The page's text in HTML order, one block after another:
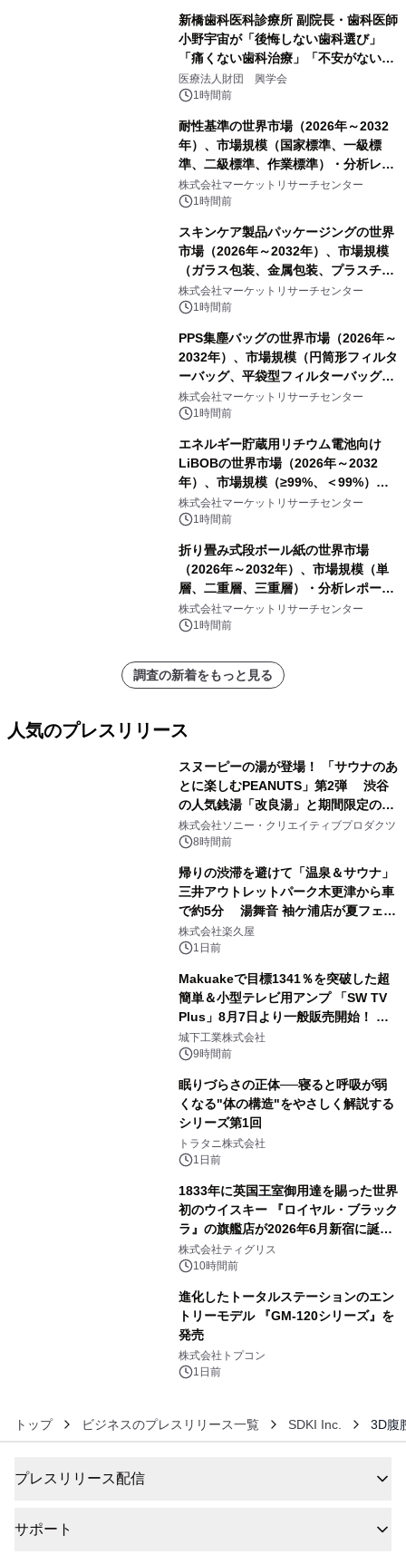
新橋歯科医科診療所 副院長・歯科医師
小野宇宙が「後悔しない歯科選び」
「痛くない歯科治療」「不安がない治
療計画」をテーマに専門監修
医療法人財団 興学会
1時間前
耐性基準の世界市場（2026年～2032
年）、市場規模（国家標準、一級標
準、二級標準、作業標準）・分析レポ
ートを発表
株式会社マーケットリサーチセンター
1時間前
スキンケア製品パッケージングの世界
市場（2026年～2032年）、市場規模
（ガラス包装、金属包装、プラスチッ
ク包装、その他）・分析レポートを発
表
株式会社マーケットリサーチセンター
1時間前
PPS集塵バッグの世界市場（2026年～
2032年）、市場規模（円筒形フィルタ
ーバッグ、平袋型フィルターバッグ、
プリーツフィルターバッグ、その
他）・分析レポートを発表
株式会社マーケットリサーチセンター
1時間前
エネルギー貯蔵用リチウム電池向け
LiBOBの世界市場（2026年～2032
年）、市場規模（≥99%、＜99%）・
分析レポートを発表
株式会社マーケットリサーチセンター
1時間前
折り畳み式段ボール紙の世界市場
（2026年～2032年）、市場規模（単
層、二重層、三重層）・分析レポート
を発表
株式会社マーケットリサーチセンター
1時間前
調査の新着をもっと見る
人気のプレスリリース
スヌーピーの湯が登場！ 「サウナのあ
とに楽しむPEANUTS」第2弾 渋谷
の人気銭湯「改良湯」と期間限定のコ
ラボレーション サウナイキタイコラ
ボグッズも発売決定！
株式会社ソニー・クリエイティブプロダクツ
8時間前
帰りの渋滞を避けて「温泉＆サウナ」
三井アウトレットパーク木更津から車
で約5分 湯舞音 袖ケ浦店が夏フェア
メニューを提供
株式会社楽久屋
1日前
Makuakeで目標1341％を突破した超
簡単＆小型テレビ用アンプ 「SW TV
Plus」8月7日より一般販売開始！ ケ
ーブル1本つなぐだけ、テレビの音が
ぐっと豊かに
城下工業株式会社
9時間前
眠りづらさの正体──寝ると呼吸が弱
くなる"体の構造"をやさしく解説する
シリーズ第1回
トラタニ株式会社
1日前
1833年に英国王室御用達を賜った世界
初のウイスキー 『ロイヤル・ブラック
ラ』の旗艦店が2026年6月新宿に誕
生 バカルディ ジャパンと連携した
没入型バー「BAR Arca」
株式会社ティグリス
10時間前
進化したトータルステーションのエン
トリーモデル 『GM-120シリーズ』を
発売
株式会社トプコン
1日前
トップ ビジネスのプレスリリース一覧 SDKI Inc. 3D腹
プレスリリース配信
サポート